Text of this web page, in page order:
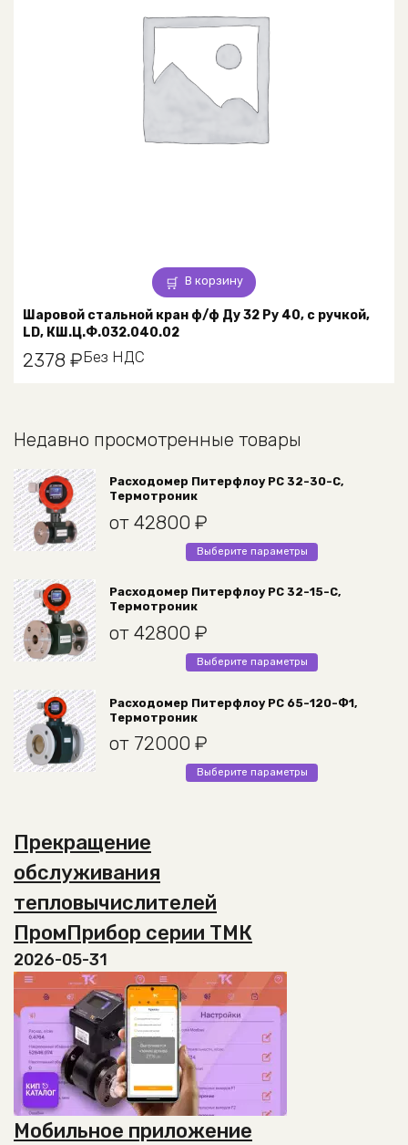
В корзину
Шаровой стальной кран ф/ф Ду 32 Ру 40, с ручкой,
LD, КШ.Ц.Ф.032.040.02
2378 ₽Без НДС
Недавно просмотренные товары
Расходомер Питерфлоу РС 32-30-С,
Термотроник
от 42800 ₽
Выберите параметры
Этот
имеет
можно
на
Расходомер Питерфлоу РС 32-15-С,
Термотроник
от 42800 ₽
Выберите параметры
Этот
имеет
можно
Расходомер Питерфлоу РС 65-120-Ф1,
Термотроник
от 72000 ₽
Выберите параметры
Этот
на
странице
Прекращение
обслуживания
тепловычислителей
ПромПрибор серии ТМК
2026-05-31
Мобильное приложение